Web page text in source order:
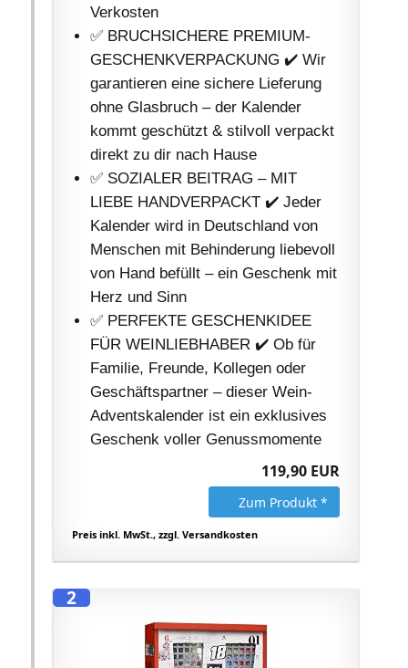
Verkosten
✅ BRUCHSICHERE PREMIUM-
GESCHENKVERPACKUNG ✔️ Wir
garantieren eine sichere Lieferung
ohne Glasbruch – der Kalender
kommt geschützt & stilvoll verpackt
direkt zu dir nach Hause
✅ SOZIALER BEITRAG – MIT
LIEBE HANDVERPACKT ✔️ Jeder
Kalender wird in Deutschland von
Menschen mit Behinderung liebevoll
von Hand befüllt – ein Geschenk mit
Herz und Sinn
✅ PERFEKTE GESCHENKIDEE
FÜR WEINLIEBHABER ✔️ Ob für
Familie, Freunde, Kollegen oder
Geschäftspartner – dieser Wein-
Adventskalender ist ein exklusives
Geschenk voller Genussmomente
119,90 EUR
Zum Produkt *
Preis inkl. MwSt., zzgl. Versandkosten
2